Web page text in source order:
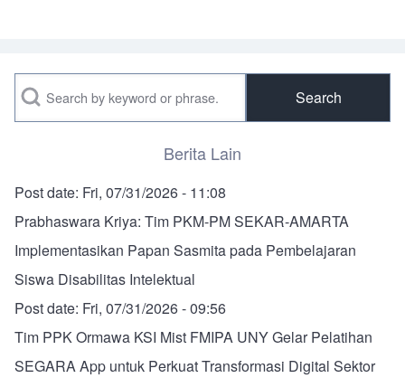
Search
Berita Lain
Post date: Fri, 07/31/2026 - 11:08
Prabhaswara Kriya: Tim PKM-PM SEKAR-AMARTA
Implementasikan Papan Sasmita pada Pembelajaran
Siswa Disabilitas Intelektual
Post date: Fri, 07/31/2026 - 09:56
Tim PPK Ormawa KSI Mist FMIPA UNY Gelar Pelatihan
SEGARA App untuk Perkuat Transformasi Digital Sektor